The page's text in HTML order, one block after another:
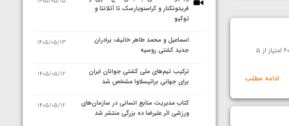
اختصاصی خانه کشتی | آوتاندیل کنچادزه کشتی گیر وزن ۷۹ کیلوگرم گرجستان با کسب ۶۰ امتیاز از ۵
ادامه مطلب
فریدونکنار و کراسنویارسک تا آتلانتا و
توکیو
اسماعیل و محمد طاهر خانیف برادران
جدید کشتی روسیه
1405/05/13
ترکیب تیم‌های ملی کشتی جوانان ایران
برای جهانی براتیسلاوا مشخص شد
1405/05/12
کتاب مدیریت منابع انسانی در سازمان‌های
ورزشی اثر علیرضا ده بزرگی منتشر شد
1405/05/12